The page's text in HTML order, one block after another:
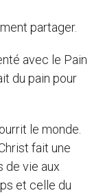
partager.
avec le Pain
du pain pour
le monde.
fait une
de vie aux
et celle du